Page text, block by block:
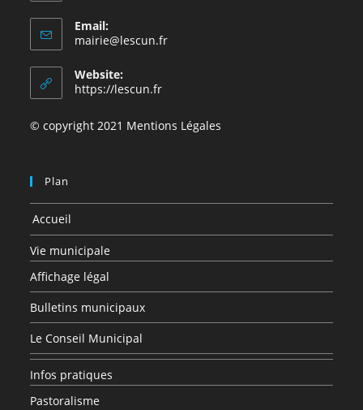
Email:
mairie@lescun.frS’ouvre
Website:
https://lescun.fr
© copyright 2021 Mentions Légales
Plan
Accueil
Vie municipale
Affichage légal
Bulletins municipaux
Le Conseil Municipal
Infos pratiques
Pastoralisme